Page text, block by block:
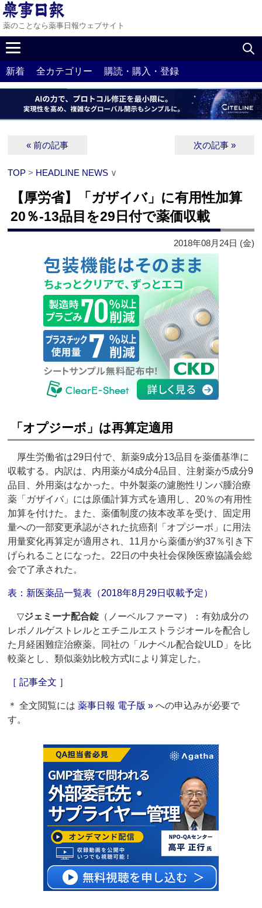
薬のことなら薬事日報ウェブサイト
新着 全カテゴリー 購読・購入・登録
« 前の記事 次の記事 »
TOP > HEADLINE NEWS ∨
【厚労省】「ガザイバ」に有用性加算
20％‐13品目を29日付で薬価収載
2018年08月24日 (金)
「オプジーボ」は再算定適用
厚生労働省は29日付で、新薬9成分13品目を薬価基準に
収載する。内訳は、内用薬が4成分4品目、注射薬が5成分9
品目、外用薬はなかった。中外製薬の濾胞性リンパ腫治療
薬「ガザイバ」には原価計算方式を適用し、20％の有用性
加算を付けた。また、薬価制度の抜本改革を受け、固定用
量への一部変更承認がされた抗癌剤「オプジーボ」に用法
用量変化再算定が適用され、11月から薬価が約37％引き下
げられることになった。22日の中央社会保険医療協議会総
会で了承された。
表：新医薬品一覧表（2018年8月29日収載予定）
▽ジェミーナ配合錠 （ノーベルファーマ）：有効成分の
レボノルゲストレルとエチニルエストラジオールを配合し
た月経困難症治療薬。同社の「ルナベル配合錠ULD」を比
較薬とし、類似薬効比較方式Iにより算定した。
［ 記事全文 ］
＊ 全文閲覧には薬事日報 電子版 » への申込みが必要で
す。